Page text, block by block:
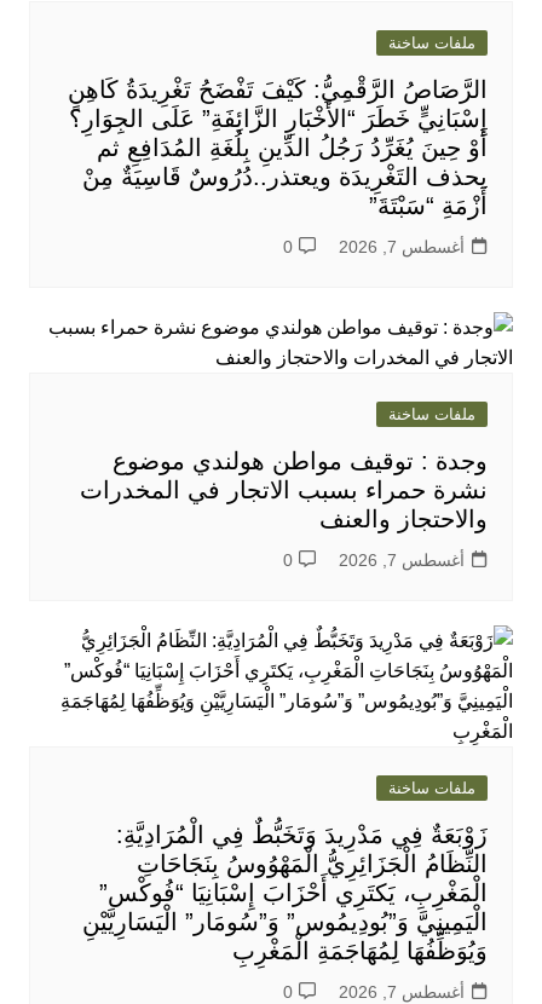
ملفات ساخنة
الرَّصَاصُ الرَّقْمِيُّ: كَيْفَ تَفْضَحُ تَغْرِيدَةُ كَاهِنٍ
إِسْبَانِيٍّ خَطَرَ “الأَخْبَارِ الزَّائِفَةِ” عَلَى الجِوَارِ؟
أَوْ حِينَ يُغَرِّدُ رَجُلُ الدِّينِ بِلُغَةِ المُدَافِعِ ثم
يحذف التَغْرِيدَة ويعتذر..دُرُوسٌ قَاسِيَةٌ مِنْ
أَزْمَةِ “سَبْتَةَ”
أغسطس 7, 2026 0
ملفات ساخنة
وجدة : توقيف مواطن هولندي موضوع
نشرة حمراء بسبب الاتجار في المخدرات
والاحتجاز والعنف
أغسطس 7, 2026 0
ملفات ساخنة
زَوْبَعَةٌ فِي مَدْرِيدَ وَتَخَبُّطٌ فِي الْمُرَادِيَّةِ:
النِّظَامُ الْجَزَائِرِيُّ الْمَهْوُوسُ بِنَجَاحَاتِ
الْمَغْرِبِ، يَكتَرِي أَحْزَابَ إِسْبَانِيَا “فُوكْس”
الْيَمِينِيَّ وَ”بُودِيمُوس” وَ”سُومَار” الْيَسَارِيَّيْنِ
وَيُوَظِّفُهَا لِمُهَاجَمَةِ الْمَغْرِبِ
أغسطس 7, 2026 0